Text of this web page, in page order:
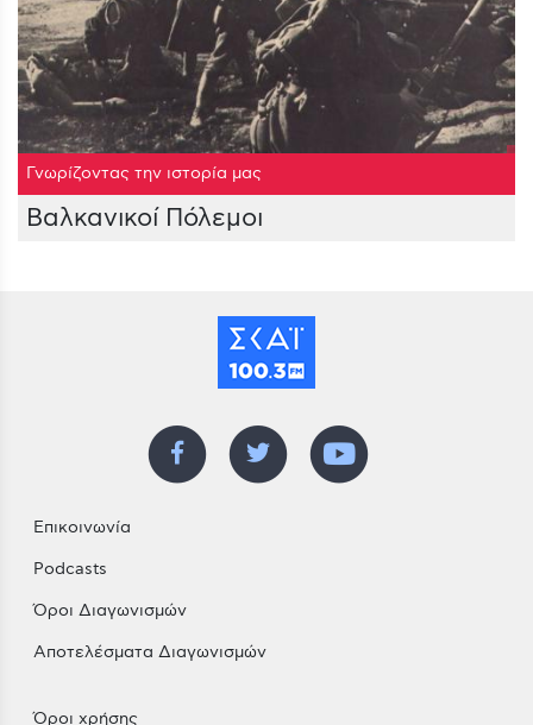
Γνωρίζοντας την ιστορία μας
Βαλκανικοί Πόλεμοι
Επικοινωνία
Podcasts
Όροι Διαγωνισμών
Αποτελέσματα Διαγωνισμών
Όροι χρήσης